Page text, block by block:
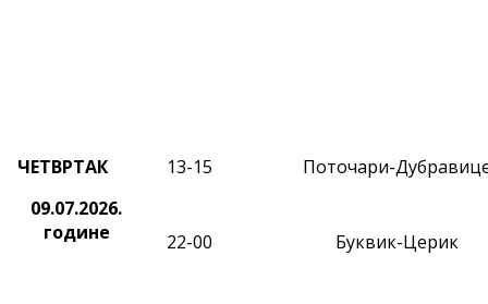
ЧЕТВРТАК
09.07.2026.
године
13-15 Поточари-
22-00 Буквик-Церик